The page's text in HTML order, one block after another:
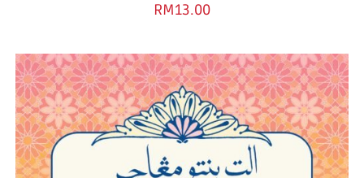
RM13.00